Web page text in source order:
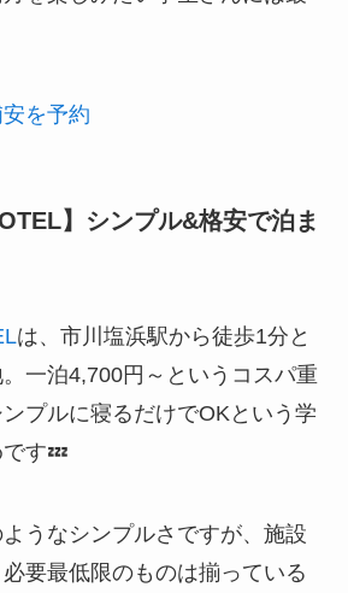
を予約
】シンプル&格安で泊ま
は、市川塩浜駅から徒歩1分と
一泊4,700円～というコスパ重
プルに寝るだけでOKという学
す💤
うなシンプルさですが、施設
要最低限のものは揃っている